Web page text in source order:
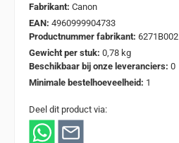
Fabrikant: Canon
EAN: 4960999904733
Productnummer fabrikant: 6271B002
Gewicht per stuk: 0,78 kg
Beschikbaar bij onze leveranciers: 0
Minimale bestelhoeveelheid: 1
Deel dit product via: